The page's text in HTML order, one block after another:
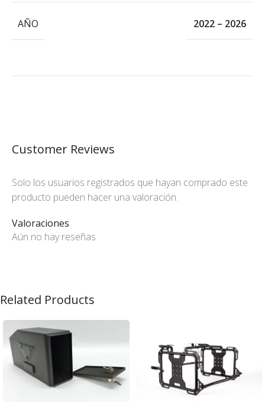
AÑO 2022 – 2026
Customer Reviews
Valoraciones
Aún no hay reseñas
Solo los usuarios registrados que hayan comprado este
producto pueden hacer una valoración.
Related Products